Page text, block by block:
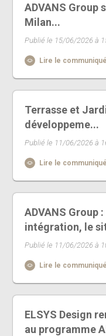
ADVANS Group
Milan...
Publié le 15/06/2026 à
Lire le
Terrasse et
développeme...
Publié le 11/06/2026 à
Lire le
ADVANS Group
intégration, le
Publié le 11/06/2026 à
Lire le
ELSYS Design
au programme